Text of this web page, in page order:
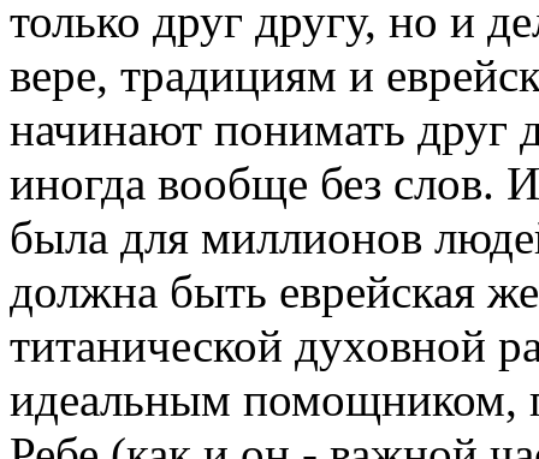
только друг другу, но и
вере, традициям и
начинают понимать друг
иногда вообще без слов.
была для миллионов
должна быть еврейская
титанической духовной
идеальным помощником,